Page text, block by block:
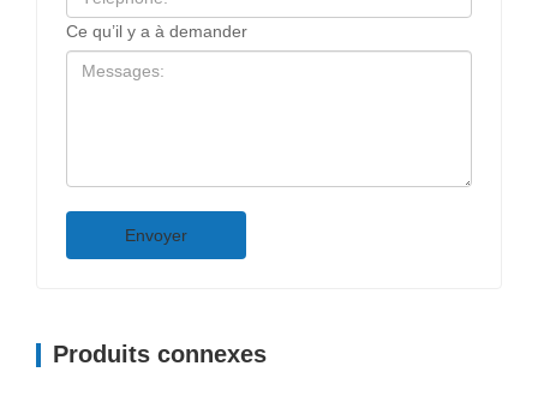
Ce qu’il y a à demander
Envoyer
Produits connexes